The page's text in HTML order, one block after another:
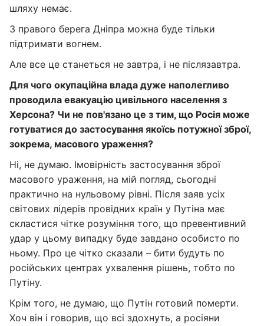
шляху немає.
З правого берега Дніпра можна буде тільки
підтримати вогнем.
Але все це станеться не завтра, і не післязавтра.
Для чого окупаційна влада дуже наполегливо
проводила евакуацію цивільного населення з
Херсона? Чи не пов'язано це з тим, що Росія може
готуватися до застосування якоїсь потужної зброї,
зокрема, масового ураження?
Ні, не думаю. Імовірність застосування зброї
масового ураження, на мій погляд, сьогодні
практично на нульовому рівні. Після заяв усіх
світових лідерів провідних країн у Путіна має
скластися чітке розуміння того, що превентивний
удар у цьому випадку буде завдано особисто по
ньому. Про це чітко сказали – бити будуть по
російських центрах ухвалення рішень, тобто по
Путіну.
Крім того, не думаю, що Путін готовий померти.
Хоч він і говорив, що всі здохнуть, а росіяни